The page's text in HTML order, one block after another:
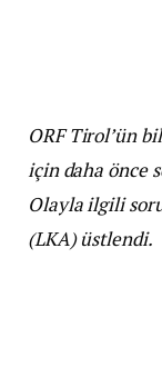
ORF Tirol’ün
için daha önce
Olayla ilgili
(LKA) üstlendi.